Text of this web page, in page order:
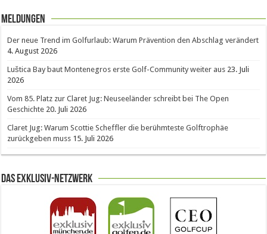
Meldungen
Der neue Trend im Golfurlaub: Warum Prävention den Abschlag verändert
4. August 2026
Luštica Bay baut Montenegros erste Golf-Community weiter aus 23. Juli
2026
Vom 85. Platz zur Claret Jug: Neuseeländer schreibt bei The Open
Geschichte 20. Juli 2026
Claret Jug: Warum Scottie Scheffler die berühmteste Golftrophäe
zurückgeben muss 15. Juli 2026
Das Exklusiv-Netzwerk